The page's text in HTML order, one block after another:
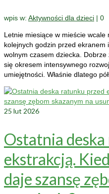
wpis w: Aktywności dla dzieci | 0
Letnie miesiące w mieście wcale
kolejnych godzin przed
wolnym czasem dziecka.
się okresem intensywnego
umiejętności. Właśnie dlatego
25 lut 2026
Ostatnia
ekstrakcją.
daje szansę